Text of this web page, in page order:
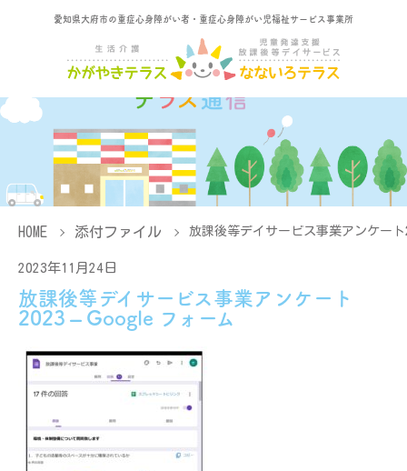
愛知県大府市の重症心身障がい者・重症心身障がい児福祉サービス事業所
HOME 添付ファイル 放課後等デイサービス事業アンケー
2023年11月24日
放課後等デイサービス事業アンケート
2023 – Google フォーム